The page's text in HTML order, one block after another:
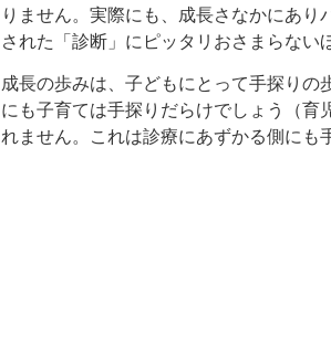
りません。実際にも、成長さなかにあり
された「診断」にピッタリおさまらない
成長の歩みは、子どもにとって手探り
にも子育ては手探りだらけでしょう（
れません。これは診療にあずかる側にも